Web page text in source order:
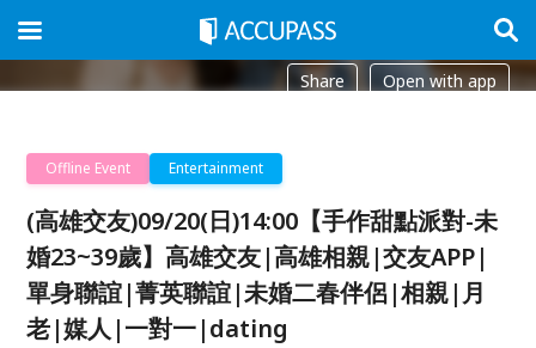
Share Open with app
Offline Event Entertainment
(高雄交友)09/20(日)14:00【手作甜點派對-未
婚23~39歲】高雄交友|高雄相親|交友APP|
單身聯誼|菁英聯誼|未婚二春伴侶|相親|月
老|媒人|一對一|dating